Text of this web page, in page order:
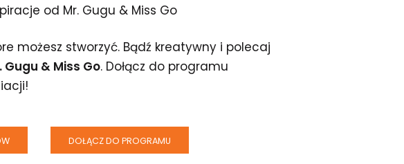
od Mr. Gugu & Miss Go
możesz stworzyć. Bądź kreatywny i polecaj
Gugu & Miss Go. Dołącz do programu
DOŁĄCZ DO PROGRAMU